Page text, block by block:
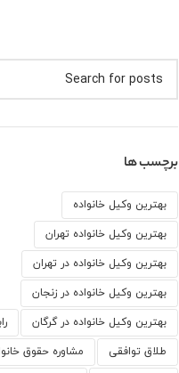
برچسب ها
بهترین وکیل خانواده
بهترین وکیل خانواده تهران
بهترین وکیل خانواده در تهران
بهترین وکیل خانواده در زنجان
بهترین وکیل خانواده در گرگان
طلاق توافقی مشاوره حقوق